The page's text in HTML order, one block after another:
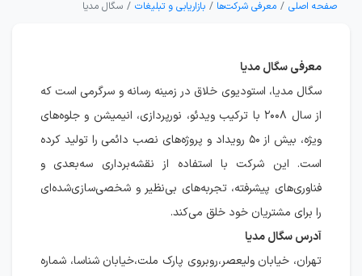
صفحه اصلی معرفی شرکت‌ها بازاریابی و تبلیغات سگال مدیا
معرفی سگال مدیا
سگال مدیا، استودیوی خلاق در زمینه رسانه و سرگرمی است که
از سال ۲۰۰۸ با ترکیب ویدئو، نورپردازی، انیمیشن و جلوه‌های
ویژه، بیش از ۵۰ رویداد و پروژه‌های نصب دائمی را تولید کرده
است. این شرکت با استفاده از نقشه‌برداری سه‌بعدی و
فناوری‌های پیشرفته، تجربه‌های بی‌نظیر و شخصی‌سازی‌شده‌ای
را برای مشتریان خود خلق می‌کند.
آدرس سگال مدیا
تهران، خیابان ولیعصر،روبروی پارک ملت،خیابان شناسا، شماره